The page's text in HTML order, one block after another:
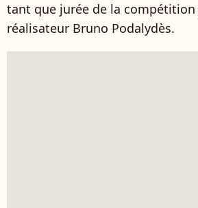
tant que jurée de la
réalisateur Bruno Podalydès.